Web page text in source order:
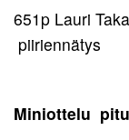
651p Lauri
piiriennätys
Miniottelu